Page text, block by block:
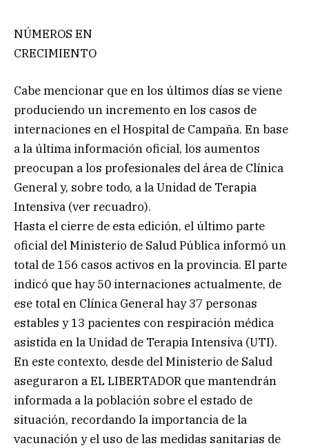
NÚMEROS EN
CRECIMIENTO
Cabe mencionar que en los últimos días se viene
produciendo un incremento en los casos de
internaciones en el Hospital de Campaña. En base
a la última información oficial, los aumentos
preocupan a los profesionales del área de Clínica
General y, sobre todo, a la Unidad de Terapia
Intensiva (ver recuadro).
Hasta el cierre de esta edición, el último parte
oficial del Ministerio de Salud Pública informó un
total de 156 casos activos en la provincia. El parte
indicó que hay 50 internaciones actualmente, de
ese total en Clínica General hay 37 personas
estables y 13 pacientes con respiración médica
asistida en la Unidad de Terapia Intensiva (UTI).
En este contexto, desde del Ministerio de Salud
aseguraron a EL LIBERTADOR que mantendrán
informada a la población sobre el estado de
situación, recordando la importancia de la
vacunación y el uso de las medidas sanitarias de